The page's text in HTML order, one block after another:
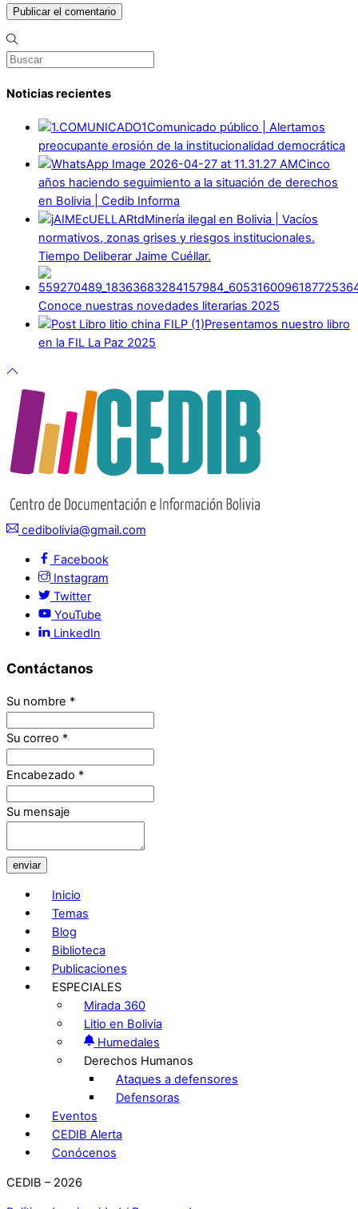
Noticias recientes
Comunicado público | Alertamos
preocupante erosión de la institucionalidad democrática
Cinco
años haciendo seguimiento a la situación de derechos
en Bolivia | Cedib Informa
Minería ilegal en Bolivia | Vacíos
normativos, zonas grises y riesgos institucionales.
Tiempo Deliberar Jaime Cuéllar.
Conoce nuestras novedades literarias 2025
Presentamos nuestro libro
en la FIL La Paz 2025
cedibolivia@gmail.com
Facebook
Instagram
Twitter
YouTube
LinkedIn
Contáctanos
Su nombre *
Su correo *
Encabezado *
Su mensaje
enviar
Inicio
Temas
Blog
Biblioteca
Publicaciones
ESPECIALES
Mirada 360
Litio en Bolivia
Humedales
Derechos Humanos
Ataques a defensores
Defensoras
Eventos
CEDIB Alerta
Conócenos
CEDIB – 2026